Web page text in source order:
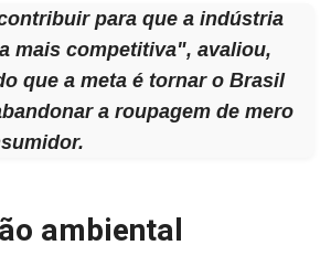
para que a indústria
mais competitiva", avaliou,
que a meta é tornar o Brasil
a roupagem de mero
ambiental